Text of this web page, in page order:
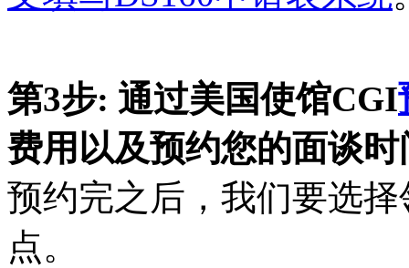
第3步: 通过美国使馆CGI
费用以及预约您的面谈时
预约完之后，我们要选
点。